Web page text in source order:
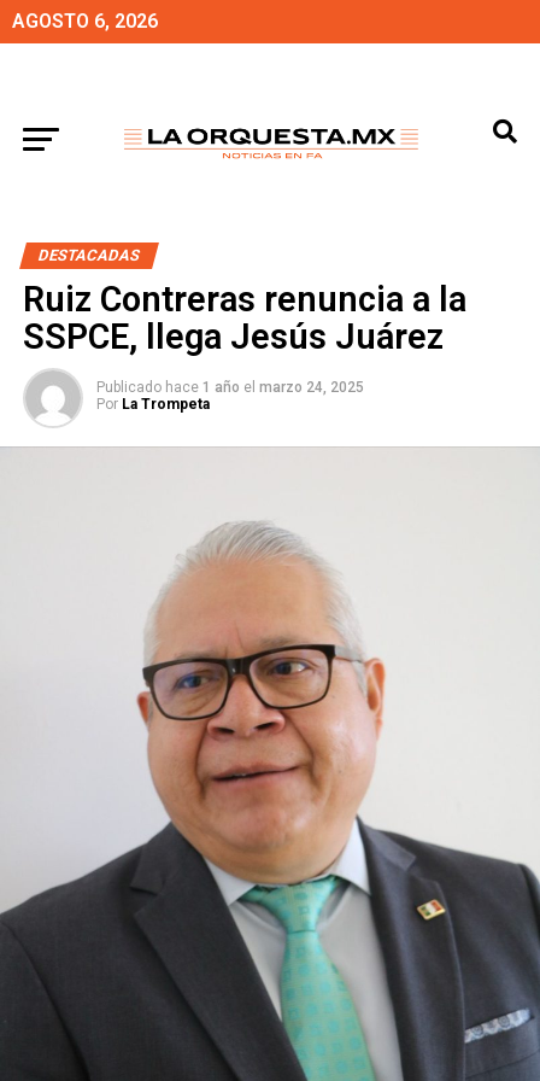
AGOSTO 6, 2026
DESTACADAS
Ruiz Contreras renuncia a la
SSPCE, llega Jesús Juárez
Publicado hace 1 año el marzo 24, 2025
Por La Trompeta